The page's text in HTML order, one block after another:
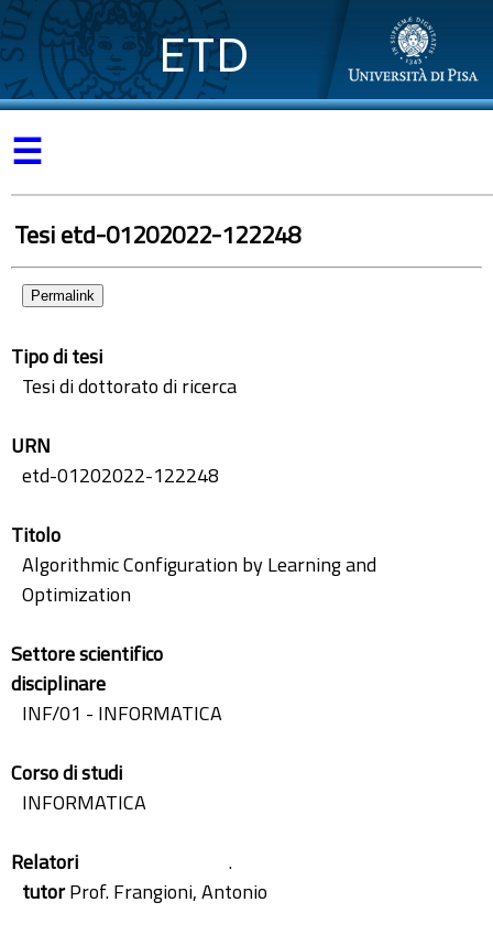
ETD
☰
Tesi etd-01202022-122248
Permalink
Tipo di tesi
Tesi di dottorato di ricerca
URN
etd-01202022-122248
Titolo
Algorithmic Configuration by Learning and
Optimization
Settore scientifico
disciplinare
INF/01 - INFORMATICA
Corso di studi
INFORMATICA
Relatori
.
tutorProf. Frangioni, Antonio